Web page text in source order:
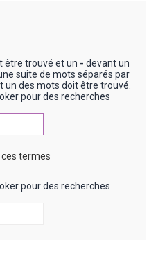
être trouvé et un - devant un
suite de mots séparés par
des mots doit être trouvé.
pour des recherches
ces termes
pour des recherches